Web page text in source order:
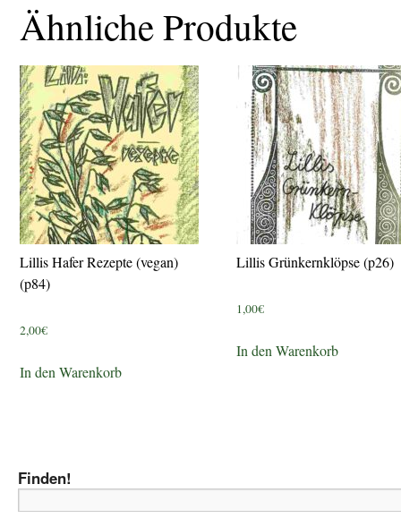
Ähnliche Produkte
Lillis Hafer Rezepte (vegan)
(p84)
2,00€
In den Warenkorb
Lillis Grünkernklöpse (p26)
1,00€
In den Warenkorb
Finden!